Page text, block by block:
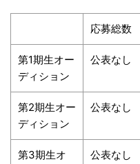
応募総数
第1期生オー
ディション
公表なし
第2期生オー
ディション
公表なし
第3期生オ
公表なし